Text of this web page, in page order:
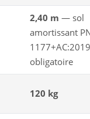
2,40 m — sol
amortissant
obligatoire
120 kg